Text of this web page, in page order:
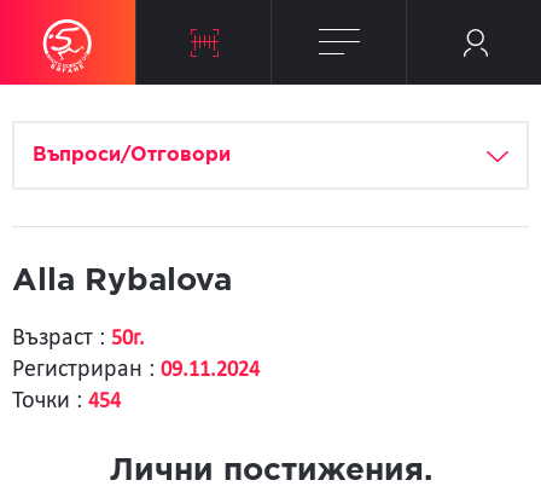
Въпроси/Отговори
Alla Rybalova
Възраст : 50г.
Регистриран : 09.11.2024
Точки : 454
Лични постижения.